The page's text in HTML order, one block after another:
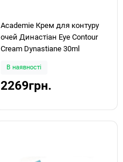
Academie Крем для контуру
очей Династіан Eye Contour
Cream Dynastiane 30ml
В наявності
2269грн.